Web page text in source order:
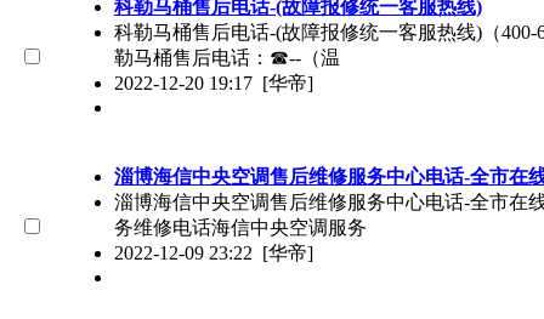
科勒马桶售后电话-(故障报修统一客服热线)
科勒马桶售后电话-(故障报修统一客服热线)（
勒马桶售后电话：☎--（温
2022-12-20 19:17 [华帝]
淄博海信中央空调售后维修服务中心电话-全市在
淄博海信中央空调售后维修服务中心电话-全市在
务维修电话海信中央空调服务
2022-12-09 23:22 [华帝]